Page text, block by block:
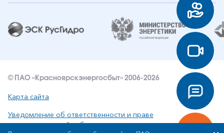
© ПАО «Красноярскэнергосбыт» 2006-2026
Карта сайта
Уведомление об ответственности и праве
интеллектуальной собственности